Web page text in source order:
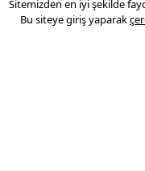
Dijital Türk
dönem
Sitemizden en iyi şekilde
Bu siteye giriş yaparak